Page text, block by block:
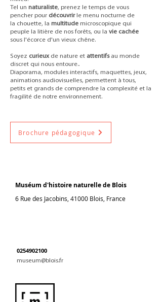
Tel un naturaliste, prenez le temps de vous
pencher pour découvrirle menu nocturne de
la chouette, la multitude microscopique qui
peuple la litière de nos forêts, ou la vie cachée
sous l'écorce d'un vieux chêne.
Soyez curieux de nature et attentifs au monde
discret qui nous entoure..
Diaporama, modules interactifs, maquettes, jeux,
animations audiovisuelles, permettent à tous,
petits et grands de comprendre la complexité et la
fragilité de notre environnement.
Brochure pédagogique
Muséum d'histoire naturelle de Blois
6 Rue des Jacobins, 41000 Blois, France
0254902100
museum@blois.fr